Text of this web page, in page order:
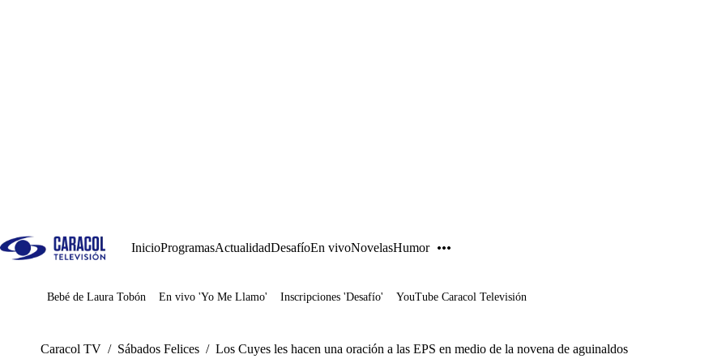
InicioProgramasActualidadDesafíoEn vivoNovelasHumor
Juegos
Bebé de Laura Tobón En vivo 'Yo Me Llamo' Inscripciones 'Desafío' YouTube Caracol Televisión
Caracol TV / Sábados Felices / Los Cuyes les hacen una oración a las EPS en medio de la novena de aguinaldos